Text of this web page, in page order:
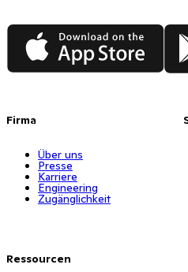
App Store
Firma
Über uns
Presse
Karriere
Engineering
Zugänglichkeit
Ressourcen